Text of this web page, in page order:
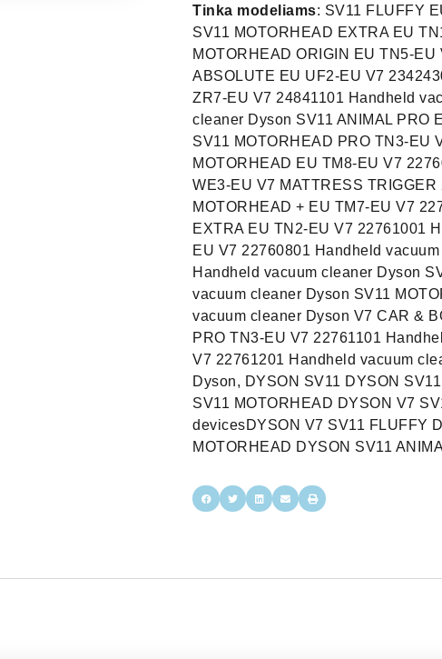
Tinka modeliams: SV11 FLUFFY
SV11 MOTORHEAD EXTRA EU
MOTORHEAD ORIGIN EU TN5-
ABSOLUTE EU UF2-EU V7
ZR7-EU V7 24841101 Handheld
cleaner Dyson SV11 ANIMAL PRO
SV11 MOTORHEAD PRO TN3-EU
MOTORHEAD EU TM8-EU V7
WE3-EU V7 MATTRESS
MOTORHEAD + EU TM7-EU V7
EXTRA EU TN2-EU V7 22761001
EU V7 22760801 Handheld
Handheld vacuum cleaner Dyson
vacuum cleaner Dyson SV11
vacuum cleaner Dyson V7 CAR &
PRO TN3-EU V7 22761101
V7 22761201 Handheld vacuum
Dyson, DYSON SV11 DYSON
SV11 MOTORHEAD DYSON V7
devicesDYSON V7 SV11 FLUFFY
MOTORHEAD DYSON SV11